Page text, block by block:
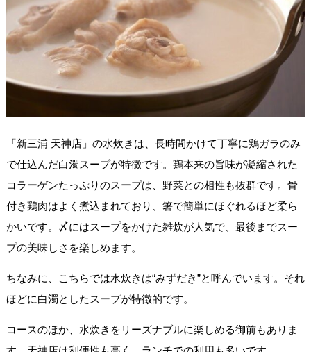
「新三浦 天神店」の水炊きは、長時間かけて丁寧に鶏ガラのみ
で仕込んだ白濁スープが特徴です。鶏本来の旨味が凝縮された
コラーゲンたっぷりのスープは、野菜との相性も抜群です。骨
付き鶏肉はよく煮込まれており、箸で簡単にほぐれるほど柔ら
かいです。〆にはスープをかけた雑炊が人気で、最後までスー
プの美味しさを楽しめます。
ちなみに、こちらでは水炊きは“みずだき”と呼んでいます。それ
ほどに白濁としたスープが特徴的です。
コースのほか、水炊きをリーズナブルに楽しめる御前もありま